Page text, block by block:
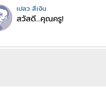
เปลว สีเงิน
สวัสดี...คุณครู!